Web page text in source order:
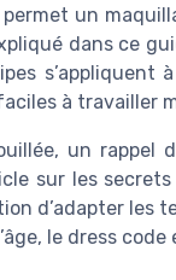
un
dans ce
à travailler
un rappel
sur les
d’adapter les
le dress